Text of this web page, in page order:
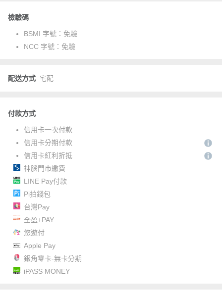
檢驗碼
BSMI 字號： 免驗
NCC 字號： 免驗
配送方式 宅配
付款方式
信用卡一次付款
信用卡分期付款
信用卡紅利折抵
神腦門市繳費
LINE Pay付款
Pi拍錢包
台灣Pay
全盈+PAY
悠遊付
Apple Pay
銀角零卡-無卡分期
iPASS MONEY